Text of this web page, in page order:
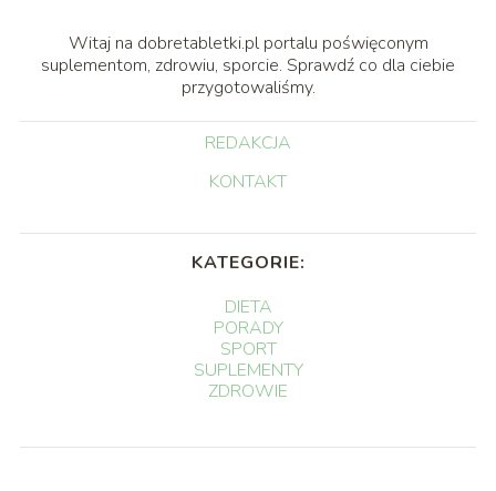
Witaj na dobretabletki.pl portalu poświęconym
suplementom, zdrowiu, sporcie. Sprawdź co dla ciebie
przygotowaliśmy.
REDAKCJA
KONTAKT
KATEGORIE:
DIETA
PORADY
SPORT
SUPLEMENTY
ZDROWIE